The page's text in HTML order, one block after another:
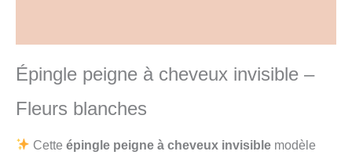
Épingle peigne à cheveux invisible –
Fleurs blanches
Cetteépingle peigne à cheveux invisible modèle